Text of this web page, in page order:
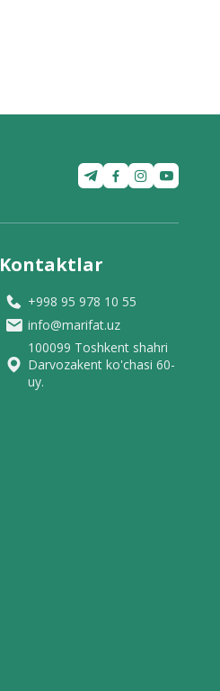
Kontaktlar
+998 95 978 10 55
info@marifat.uz
100099 Toshkent shahri
Darvozakent ko'chasi 60-
uy.